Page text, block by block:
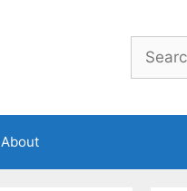
Search
for:
About